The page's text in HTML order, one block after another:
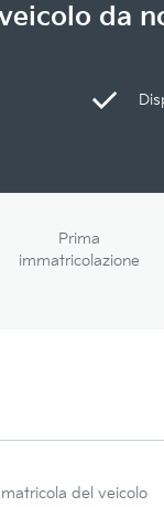
da
Prima
immatricolazione
del veicolo